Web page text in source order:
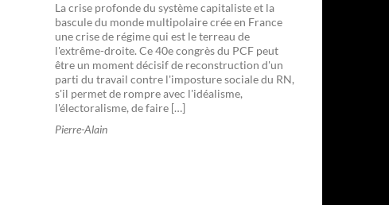
La crise profonde du système capitaliste et la
bascule du monde multipolaire crée en France
une crise de régime qui est le terreau de
l'extrême-droite. Ce 40e congrès du PCF peut
être un moment décisif de reconstruction d'un
parti du travail contre l'imposture sociale du RN,
s'il permet de rompre avec l'idéalisme,
l'électoralisme, de faire […]
Pierre-Alain